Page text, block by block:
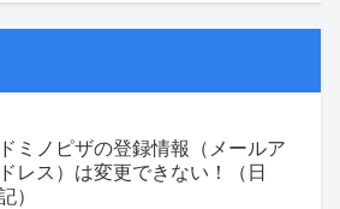
ドミノピザの登録情報（メールア
ドレス）は変更できない！（日
）